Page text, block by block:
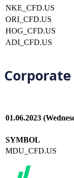
NKE_CFD.US
ORI_CFD.US
HOG_CFD.US
ADI_CFD.US
01.06.2023
SYMBOL
MDU_CFD.US